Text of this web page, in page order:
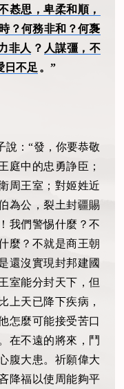
惎思，卑柔和順，
？何務非和？何褢
非人 ？ 人謀彊，不
日不足 。”
說：“發，你要恭敬
庭中的忠勇諍臣；
周王室；對姬姓近
為公，裂土封疆賜
我們警惕什麼？不
麼？不就是商王朝
還沒實現封邦建國
室能分封天下，但
上天已降下疾病，
怎麼可能接受苦口
在不遠的將來，鬥
腹大患。祈願偉大
降福以使周能夠平